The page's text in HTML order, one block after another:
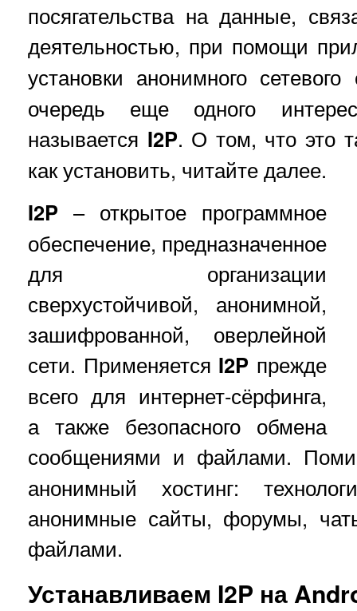
посягательства на данные,
деятельностью, при помощи
установки анонимного
очередь еще одного
называется I2P. О том, что это
как установить, читайте далее.
I2P – открытое программное
обеспечение, предназначенное
для организации
сверхустойчивой, анонимной,
зашифрованной, оверлейной
сети. Применяется I2P прежде
всего для интернет-сёрфинга,
а также безопасного обмена
сообщениями и файлами.
анонимный хостинг:
анонимные сайты, форумы,
файлами.
Устанавливаем I2P на